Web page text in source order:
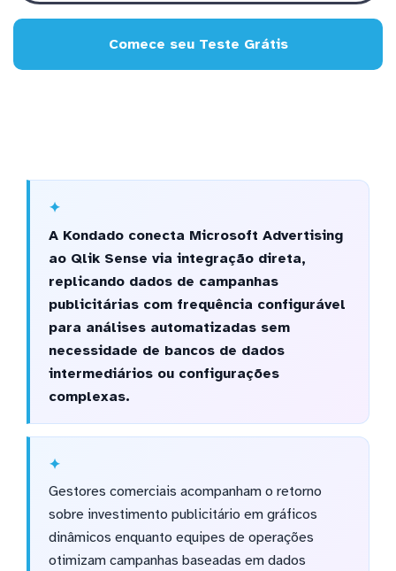
Comece seu Teste Grátis
A Kondado conecta Microsoft Advertising
ao Qlik Sense via integração direta,
replicando dados de campanhas
publicitárias com frequência configurável
para análises automatizadas sem
necessidade de bancos de dados
intermediários ou configurações
complexas.
Gestores comerciais acompanham o retorno
sobre investimento publicitário em gráficos
dinâmicos enquanto equipes de operações
otimizam campanhas baseadas em dados